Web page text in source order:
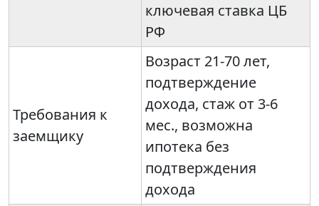
ключевая ставка ЦБ
РФ
Требования к
заемщику
Возраст 21-70 лет,
подтверждение
дохода, стаж от 3-6
мес., возможна
ипотека без
подтверждения
дохода